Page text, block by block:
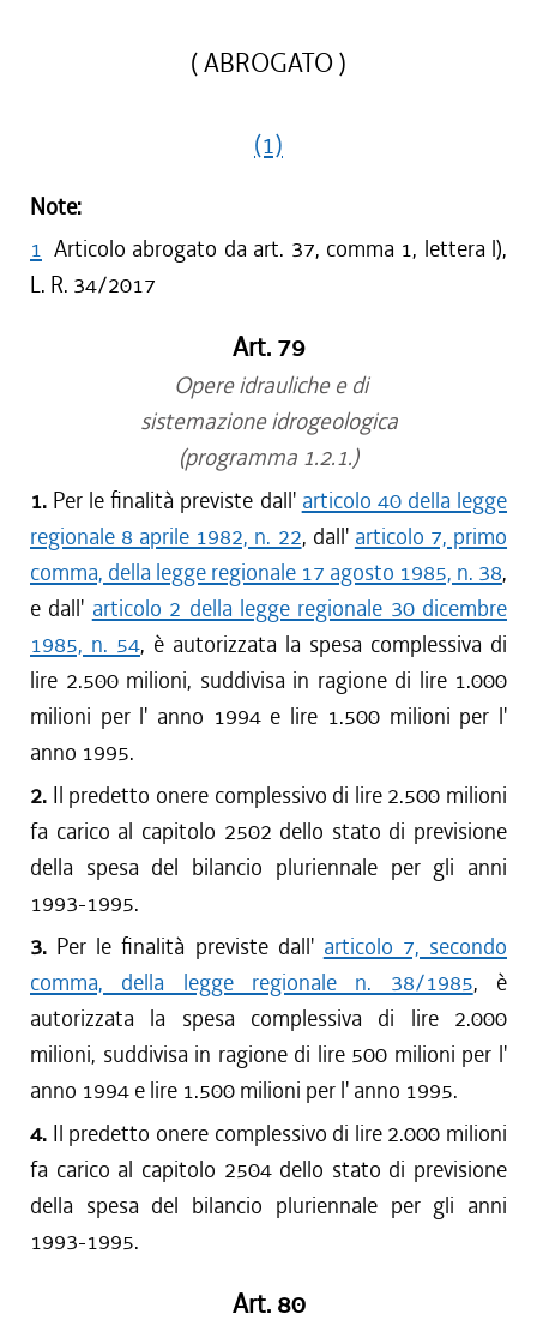
( ABROGATO )
(1)
Note:
1 Articolo abrogato da art. 37, comma 1, lettera l),
L. R. 34/2017
Art. 79
Opere idrauliche e di
sistemazione idrogeologica
(programma 1.2.1.)
1. Per le finalità previste dall' articolo 40 della legge
regionale 8 aprile 1982, n. 22, dall' articolo 7, primo
comma, della legge regionale 17 agosto 1985, n. 38,
e dall' articolo 2 della legge regionale 30 dicembre
1985, n. 54, è autorizzata la spesa complessiva di
lire 2.500 milioni, suddivisa in ragione di lire 1.000
milioni per l' anno 1994 e lire 1.500 milioni per l'
anno 1995.
2. Il predetto onere complessivo di lire 2.500 milioni
fa carico al capitolo 2502 dello stato di previsione
della spesa del bilancio pluriennale per gli anni
1993-1995.
3. Per le finalità previste dall' articolo 7, secondo
comma, della legge regionale n. 38/1985, è
autorizzata la spesa complessiva di lire 2.000
milioni, suddivisa in ragione di lire 500 milioni per l'
anno 1994 e lire 1.500 milioni per l' anno 1995.
4. Il predetto onere complessivo di lire 2.000 milioni
fa carico al capitolo 2504 dello stato di previsione
della spesa del bilancio pluriennale per gli anni
1993-1995.
Art. 80